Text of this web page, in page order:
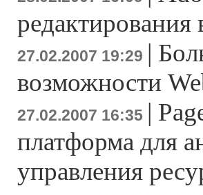
редактирования
27.02.2007 19:29 |
возможности
27.02.2007 16:35 |
платформа для
управления